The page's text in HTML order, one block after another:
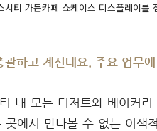
티 가든카페 쇼케이스 디스플레이를
하고 계신데요. 주요 업무
내 모든 디저트와 베이커
곳에서 만나볼 수 없는 이